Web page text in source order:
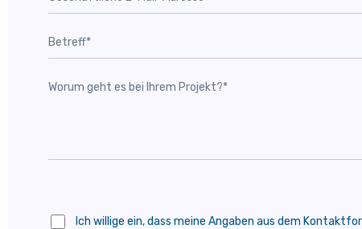
Ich willige ein, dass meine Angaben aus dem